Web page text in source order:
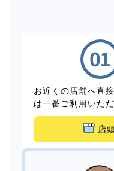
お近くの店舗へ直
は一番ご利用いた
店